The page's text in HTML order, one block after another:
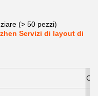
(> 50 pezzi)
Servizi di layout di